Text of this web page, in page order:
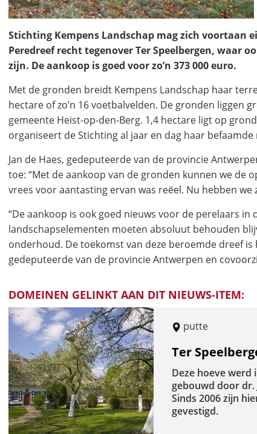
Stichting Kempens Landschap mag zich voortaan
Peredreef recht tegenover Ter Speelbergen, waar
zijn. De aankoop is goed voor zo’n 373 000 euro.
Met de gronden breidt Kempens Landschap haar
hectare of zo’n 16 voetbalvelden. De gronden liggen
gemeente Heist-op-den-Berg. 1,4 hectare ligt op
organiseert de Stichting al jaar en dag haar
Jan de Haes, gedeputeerde van de provincie
toe: “Met de aankoop van de gronden kunnen we de
vrees voor aantasting ervan was reëel. Nu hebben we
“De aankoop is ook goed nieuws voor de perelaars
landschapselementen moeten absoluut behouden
onderhoud. De toekomst van deze beroemde dreef
gedeputeerde van de provincie Antwerpen en
DOMEINEN GELINKT AAN DIT NIEUWS-ITEM:
putte
Ter
Deze hoeve
gebouwd door dr.
Sinds 2006 zijn
gevestigd.